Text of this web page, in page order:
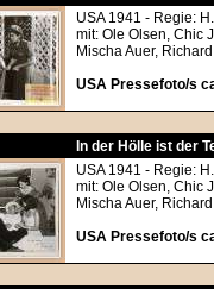
USA 1941 - Regie:
mit: Ole Olsen, Chic
Mischa Auer,
USA Pressefoto/s
In der Hölle ist der
USA 1941 - Regie:
mit: Ole Olsen, Chic
Mischa Auer,
USA Pressefoto/s